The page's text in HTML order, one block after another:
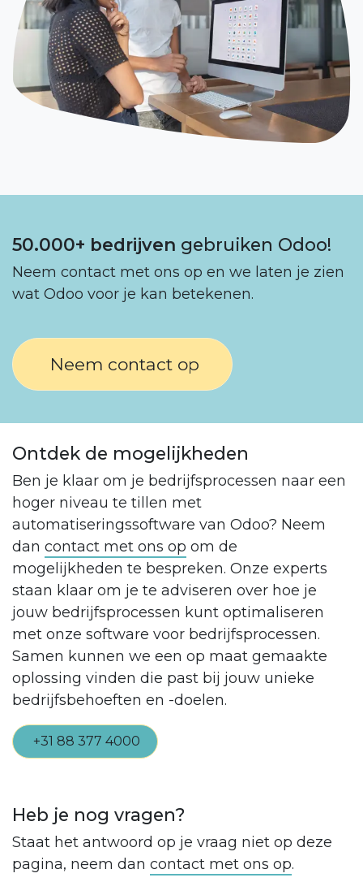
50.000+ bedrijven gebruiken Odoo!
Neem contact met ons op en we laten je zien
wat Odoo voor je kan betekenen.
Neem contact op
Ontdek de mogelijkheden
Ben je klaar om je bedrijfsprocessen naar een
hoger niveau te tillen met
automatiseringssoftware van Odoo? Neem
dan contact met ons op om de
mogelijkheden te bespreken. Onze experts
staan klaar om je te adviseren over hoe je
jouw bedrijfsprocessen kunt optimaliseren
met onze software voor bedrijfsprocessen.
Samen kunnen we een op maat gemaakte
oplossing vinden die past bij jouw unieke
bedrijfsbehoeften en -doelen.
+31 88 377 4000
Heb je nog vragen?
Staat het antwoord op je vraag niet op deze
pagina, neem dan contact met ons op.